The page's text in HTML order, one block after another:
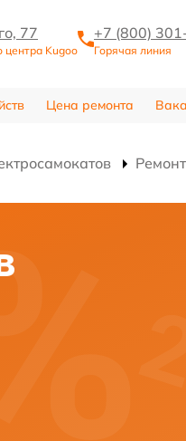
77
центра Kugoo
+7 (800)
Горячая линия
Цена ремонта